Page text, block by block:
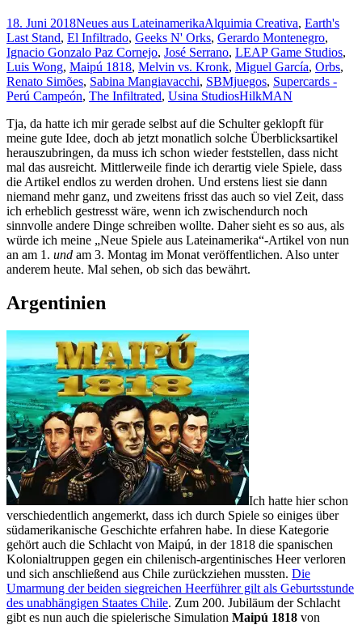
18. Juni 2018Neues aus LateinamerikaAlquimia Creativa, Earth's
Last Stand, El Infiltrado, Geeks N' Orks, Gerardo Montenegro,
Ignacio Gonzalo Paz Cornejo, José Serrano, LEAP Game Studios,
Luis Wong, Maipú 1818, Melvin vs. Kronk, Miguel García, Orbs,
Renato Simões, Sabina Mangiavacchi, SBMjuegos, Supercards -
Perú Campeón, The Infiltrated, Usina StudiosHilkMAN
Tja, da hatte ich mir gerade selbst auf die Schulter geklopft für
meine gute Idee, doch ab jetzt monatlich solche Überblicksartikel
herauszubringen, da muss ich schon wieder feststellen, dass nicht
mal das ausreicht. Mittlerweile finde ich derartig viele Spiele, dass
die Artikel endlos zu werden drohen. Und erstens liest sie dann
niemand mehr ganz, und zweitens frisst das auch so viel Zeit, dass
ich erheblich gestresst wäre, wenn ich zwischendurch noch
sinnvolle andere Dinge schreiben wollte. Daher sieht es so aus, als
würde ich meine „Neue Spiele aus Lateinamerika“-Artikel von nun
an am 1. und am 3. Montag im Monat veröffentlichen. Also unter
anderem heute. Mal sehen, ob sich das bewährt.
Argentinien
Ich hatte hier schon
verschiedentlich angemerkt, dass ich durch Spiele so einiges über
südamerikanische Geschichte erfahren habe. In diese Kategorie
gehört auch die Schlacht von Maipú, in der 1818 die spanischen
Kolonialtruppen gegen ein chilenisch-argentinisches Heer verloren
und sich anschließend aus Chile zurückziehen mussten. Die
Umarmung der beiden siegreichen Heerführer gilt als Geburtsstunde
des unabhängigen Staates Chile. Zum 200. Jubiläum der Schlacht
gibt es nun auch die spielerische Simulation Maipú 1818 von